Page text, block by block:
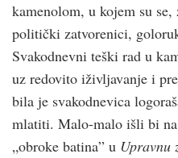
kamenolom, u kojem su
politički zatvorenici,
Svakodnevni teški rad u
uz redovito iživljavanje i
bila je svakodnevica
mlatiti. Malo-malo išli bi
„obroke batina” u Upravnu